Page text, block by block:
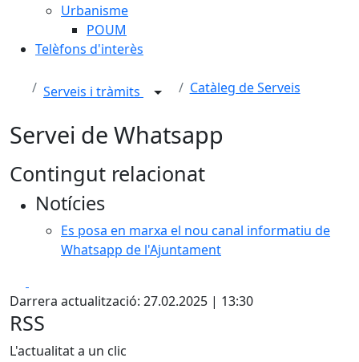
Urbanisme
POUM
Telèfons d'interès
Serveis i tràmits Catàleg de Serveis
Servei de Whatsapp
Contingut relacionat
Notícies
Es posa en marxa el nou canal informatiu de
Whatsapp de l'Ajuntament
Darrera actualització: 27.02.2025 | 13:30
RSS
L'actualitat a un clic